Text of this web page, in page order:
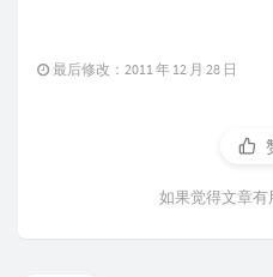
最后修改：2011 年 12 月 28 日
如果觉得文章